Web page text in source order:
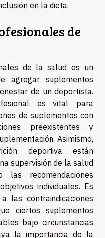
en la dieta.
de
de la salud es un
agregar suplementos
de un deportista.
es vital para
de suplementos con
preexistentes y
Asimismo,
deportiva están
supervisión de la salud
las recomendaciones
individuales. Es
las contraindicaciones
ciertos suplementos
bajo circunstancias
la importancia de la